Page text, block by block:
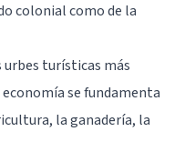
colonial como de la
urbes turísticas más
se fundamenta
la ganadería, la